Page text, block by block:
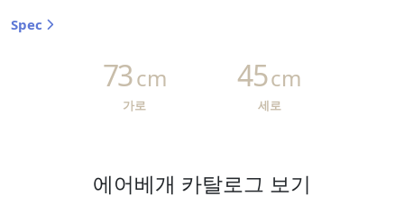
Spec
가로
73cm
세로
45cm
에어베개 카탈로그 보기